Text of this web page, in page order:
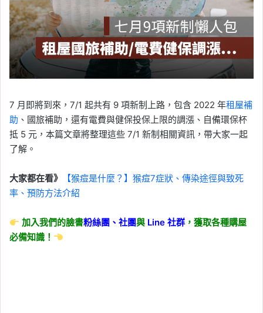
7 月即將到來，7/1 起共有 9 項新制上路，包含 2022 年租屋補
助 、國旅補助，還有電費與健保投保上限的調漲、自備環保杯
抵 5 元，本篇文章將整理這些 7/1 新制相關資訊，帶大家一起
了解。
大家都在看》
【猴痘是什麼？】猴痘7症狀、傳染途徑與致死
率、預防方法介紹
加入我們的臉書粉絲團、社團與 Line社群 ，獲取各種購屋
必備知識！